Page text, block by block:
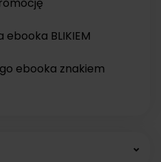
ebooka BLIKIEM
ebooka znakiem